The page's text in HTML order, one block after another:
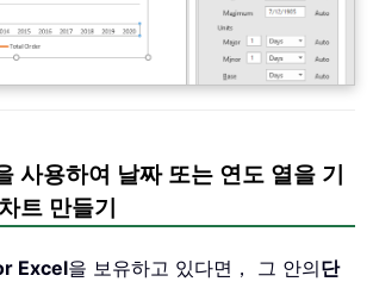
사용하여 날짜 또는 연도 열을 기
트 만들기
Excel을 보유하고 있다면， 그 안의단